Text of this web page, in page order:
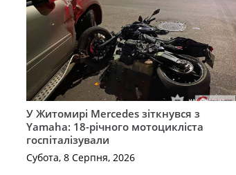
У Житомирі Mercedes зіткнувся з
Yamaha: 18-річного мотоцикліста
госпіталізували
Субота, 8 Серпня, 2026